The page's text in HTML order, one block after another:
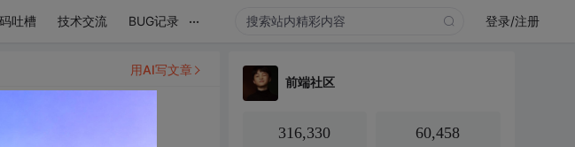
吐槽 技术交流 BUG记录 ... 登录/注册
用AI写文章
前端社区
316,330 60,458